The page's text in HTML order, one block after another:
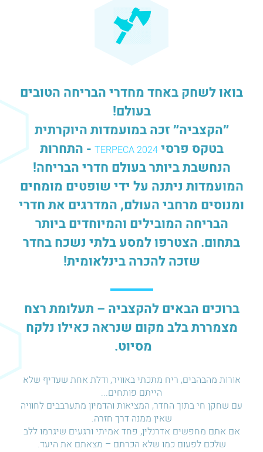
בואו לשחק באחד מחדרי הבריחה הטובים
בעולם!
״הקצביה״ זכה במועמדות היוקרתית
בטקס פרסיTERPECA 2024 - התחרות
הנחשבת ביותר בעולם חדרי הבריחה!
המועמדות ניתנה על ידי שופטים מומחים
ומנוסים מרחבי העולם, המדרגים את חדרי
הבריחה המובילים והמיוחדים ביותר
בתחום. הצטרפו למסע בלתי נשכח בחדר
שזכה להכרה בינלאומית!
ברוכים הבאים להקצביה – תעלומת רצח
מצמררת בלב מקום שנראה כאילו נלקח
מסיוט.
אורות מהבהבים, ריח מתכתי באוויר, ודלת אחת שעדיף שלא
הייתם פותחים...
עם שחקן חי בתוך החדר, המציאות והדמיון מתערבבים לחוויה
שאין ממנה דרך חזרה.
אם אתם מחפשים אדרנלין, פחד אמיתי ורגעים שיגרמו ללב
שלכם לפעום כמו שלא הכרתם – מצאתם את היעד.